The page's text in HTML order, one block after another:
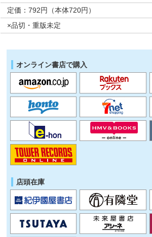
定価：792円（本体720円）
×品切・重版未定
オンライン書店で購入
店頭在庫